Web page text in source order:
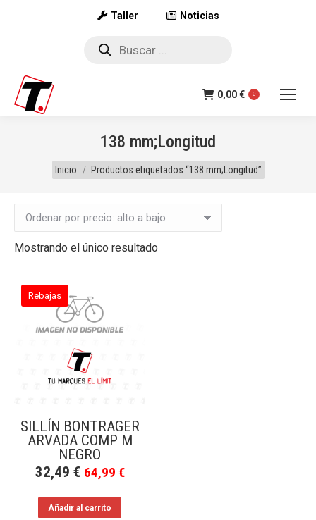
Taller Noticias
Búsqueda
0,00€ 0
138 mm;Longitud
Estás aquí:
Inicio Productos etiquetados “138 mm;Longitud”
Mostrando el único resultado
Rebajas
SILLÍN BONTRAGER
ARVADA COMP M
NEGRO
32,49 € 64,99€
Añadir al carrito